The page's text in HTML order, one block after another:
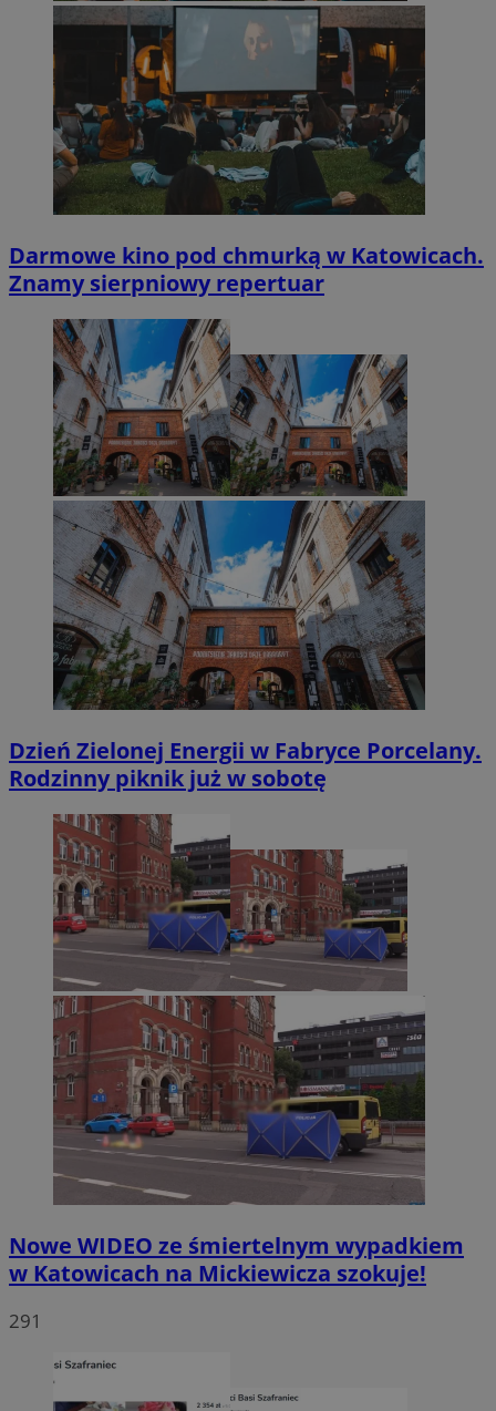
Darmowe kino pod chmurką w Katowicach.
Znamy sierpniowy repertuar
Dzień Zielonej Energii w Fabryce Porcelany.
Rodzinny piknik już w sobotę
Nowe WIDEO ze śmiertelnym wypadkiem
w Katowicach na Mickiewicza szokuje!
291